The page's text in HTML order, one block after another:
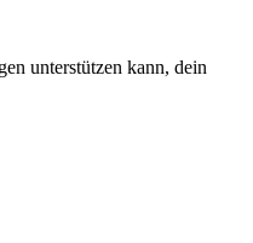
unterstützen kann, dein